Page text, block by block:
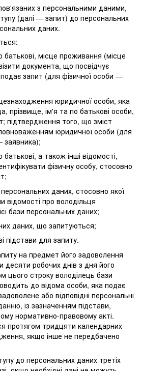
з персональними даними,
(далі — запит) до персональних
даних.
батькові, місце проживання (місце
документа, що посвідчує
запит (для фізичної особи —
юридичної особи, яка
прізвище, ім'я та по батькові особи,
підтвердження того, що зміст
юридичної особи (для
заявника);
а також інші відомості,
фізичну особу, стосовно
даних, стосовно якої
відомості про володільця
бази персональних даних;
даних, що запитуються;
підстави для запиту.
на предмет його задоволення
робочих днів з дня його
цього строку володілець бази
до відома особи, яка подає
або відповідні персональні
із зазначенням підстави,
нормативно-правовому акті.
протягом тридцяти календарних
якщо інше не передбачено
до персональних даних третіх